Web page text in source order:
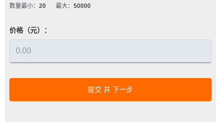
数量最小： 20 最大： 50000
价格（元）：
提交 并 下一步